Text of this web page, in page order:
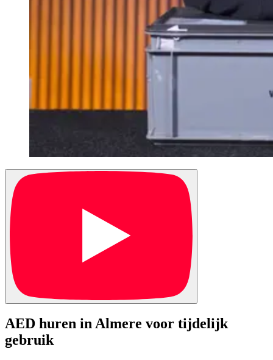
AED huren in Almere voor tijdelijk
gebruik